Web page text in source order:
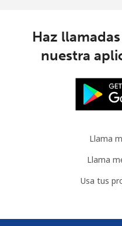
Haz
nuestra
Llama
Llama
Usa tus